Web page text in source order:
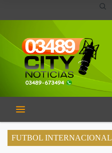
FUTBOL INTERNACIONAL